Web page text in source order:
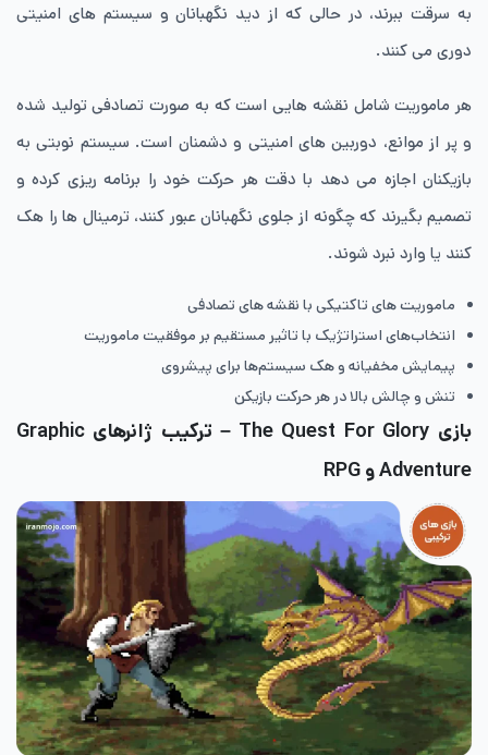
به سرقت ببرند، در حالی که از دید نگهبانان و سیستم های امنیتی
دوری می کنند.
هر ماموریت شامل نقشه هایی است که به صورت تصادفی تولید شده
و پر از موانع، دوربین های امنیتی و دشمنان است. سیستم نوبتی به
بازیکنان اجازه می دهد با دقت هر حرکت خود را برنامه ریزی کرده و
تصمیم بگیرند که چگونه از جلوی نگهبانان عبور کنند، ترمینال ها را هک
کنند یا وارد نبرد شوند.
ماموریت های تاکتیکی با نقشه های تصادفی
انتخاب‌های استراتژیک با تاثیر مستقیم بر موفقیت ماموریت
پیمایش مخفیانه و هک سیستم‌ها برای پیشروی
تنش و چالش بالا در هر حرکت بازیکن
بازی The Quest For Glory – ترکیب ژانرهای Graphic
AdventureوRPG